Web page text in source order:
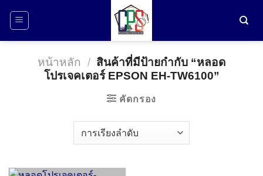
หน้าหลัก / สินค้าที่มีป้ายกำกับ “หลอด
โปรเจคเตอร์ EPSON EH-TW6100”
คัดกรอง